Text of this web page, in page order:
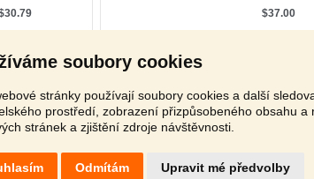
soubory cookies
stránky používají soubory cookies a další
prostředí, zobrazení přizpůsobeného obsahu a
stránek a zjištění zdroje návštěvnosti.
Odmítám Upravit mé předvolby